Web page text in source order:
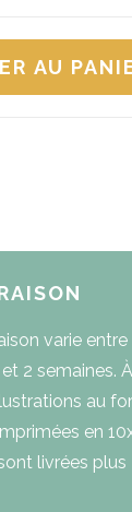
AU
varie entre
2 semaines. À
au
en
livrées plus